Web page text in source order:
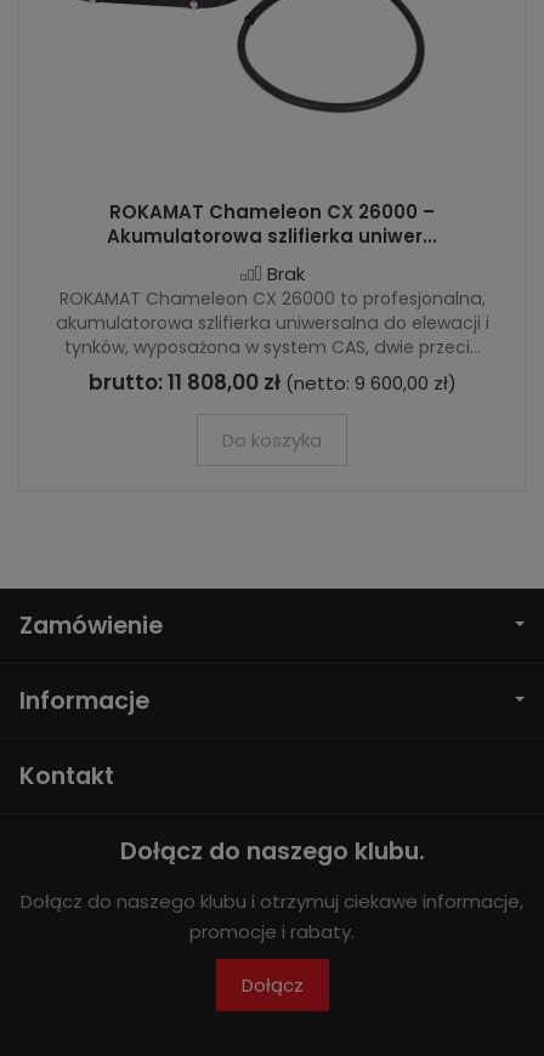
ROKAMAT Chameleon CX 26000 –
Akumulatorowa szlifierka uniwer...
Brak
ROKAMAT Chameleon CX 26000 to profesjonalna,
akumulatorowa szlifierka uniwersalna do elewacji i
tynków, wyposażona w system CAS, dwie przeci...
brutto:11 808,00 zł (netto: 9 600,00 zł)
Do koszyka
Zamówienie
Informacje
Kontakt
Dołącz do naszego klubu.
Dołącz do naszego klubu i otrzymuj ciekawe informacje,
promocje i rabaty.
Dołącz